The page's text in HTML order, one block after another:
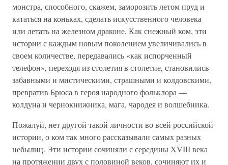
монстра, способного, скажем, заморозить летом пруд и
кататься на коньках, сделать искусственного человека
или летать на железном драконе. Как снежный ком, эти
истории с каждым новым поколением увеличивались в
своем количестве, передавались «как испорченный
телефон», переходя из столетия в столетие, становились
забавными и мистическими, страшными и колдовскими,
превратив Брюса в героя народного фольклора —
колдуна и чернокнижника, мага, чародея и волшебника.
Пожалуй, нет другой такой личности во всей российской
истории, о ком так много рассказывали самых разных
небылиц. Эти истории сочиняли с середины XVIII века
на протяжении двух с половиной веков, сочиняют их и